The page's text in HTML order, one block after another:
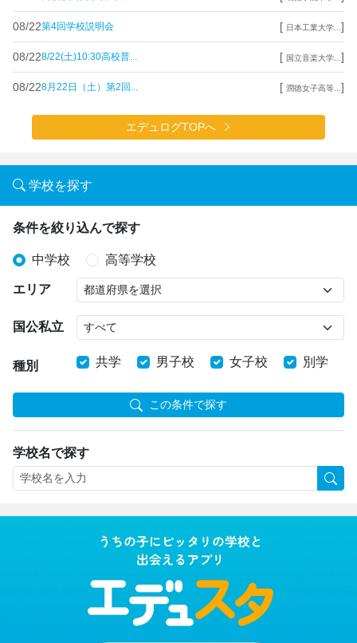
08/22第4回学校説明会 [ 日本工業大学... ]
08/228/22(土)10:30高校普... [ 国立音楽大学... ]
08/228月22日（土）第2回... [ 潤徳女子高等... ]
エデュログTOPへ
学校を探す
条件を絞り込んで探す
中学校 高等学校
エリア
国公私立
種別 共学 男子校 女子校 別学
この条件で探す
学校名で探す